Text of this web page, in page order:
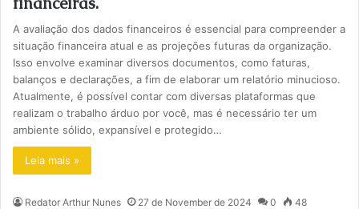
A avaliação dos dados financeiros é essencial para compreender a
situação financeira atual e as projeções futuras da organização.
Isso envolve examinar diversos documentos, como faturas,
balanços e declarações, a fim de elaborar um relatório minucioso.
Atualmente, é possível contar com diversas plataformas que
realizam o trabalho árduo por você, mas é necessário ter um
ambiente sólido, expansível e protegido…
Leia mais »
Redator Arthur Nunes 27 de November de 2024 0 48